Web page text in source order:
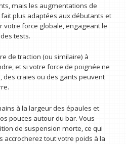
mais les augmentations de
plus adaptées aux débutants et
votre force globale, engageant le
tests.
de traction (ou similaire) à
et si votre force de poignée ne
des craies ou des gants peuvent
à la largeur des épaules et
pouces autour du bar. Vous
de suspension morte, ce qui
tout votre poids à la